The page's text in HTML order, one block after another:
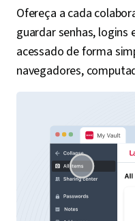
Ofereça a cada
guardar senhas, logins
acessado de forma
navegadores,